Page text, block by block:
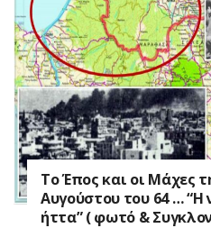
Το Έπος και οι Μάχες
Αυγούστου του 64 … “Η
ήττα” ( φωτό &